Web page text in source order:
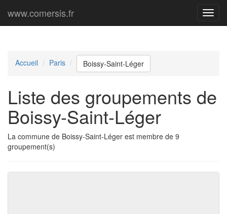
Menu
www.comersis.fr
Accueil Paris Boissy-Saint-Léger
Liste des groupements de
Boissy-Saint-Léger
La commune de Boissy-Saint-Léger est membre de 9
groupement(s)